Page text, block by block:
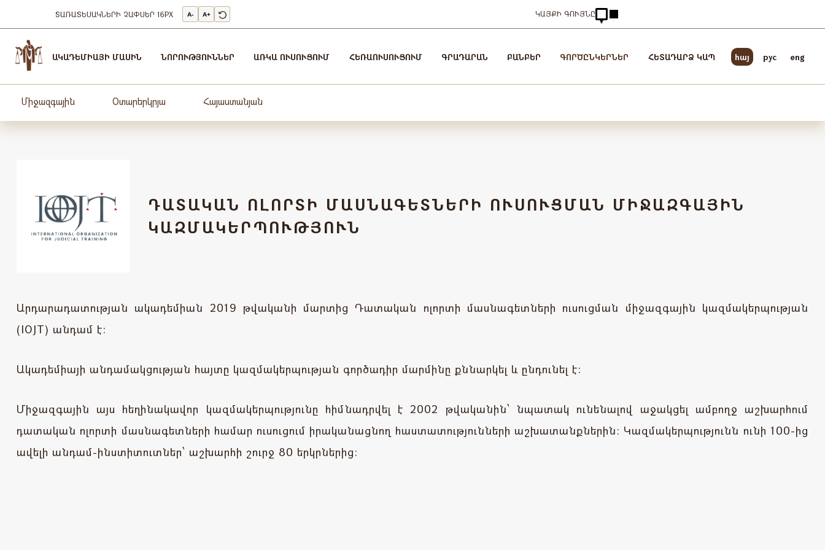
ՏԱՌԱՏԵՍԱԿՆԵՐԻ ՉԱՓՍԵՐ 16PX A- A+ ԿԱՅՔԻ ԳՈՒՅՆԸ
Ակադեմիա
-
ԱԿԱԴԵՄԻԱՅԻ ՄԱՍԻՆ ՆՈՐՈՒԹՅՈՒՆՆԵՐ ԱՌԿԱ ՈՒՍՈՒՑՈՒՄ ՀԵՌԱՈՒՍՈՒՑՈՒՄ ԳՐԱԴԱՐԱՆ ԲԱՆԲԵՐ ԳՈՐԾԸՆԿԵՐՆԵՐ ՀԵՏԱԴԱՐՁ ԿԱՊ հայ pyc eng
Միջազգային Օտարերկրյա Հայաստանյան
ԴԱՏԱԿԱՆ ՈԼՈՐՏԻ ՄԱՍՆԱԳԵՏՆԵՐԻ ՈՒՍՈՒՑՄԱՆ ՄԻՋԱԶԳԱՅԻՆ
ԿԱԶՄԱԿԵՐՊՈՒԹՅՈՒՆ
Արդարադատության ակադեմիան 2019 թվականի մարտից Դատական ոլորտի մասնագետների ուսուցման միջազգային կազմակերպության
(IOJT) անդամ է:
Ակադեմիայի անդամակցության հայտը կազմակերպության գործադիր մարմինը քննարկել և ընդունել է:
Միջազգային այս հեղինակավոր կազմակերպությունը հիմնադրվել է 2002 թվականին՝ նպատակ ունենալով աջակցել ամբողջ աշխարհում
դատական ոլորտի մասնագետների համար ուսուցում իրականացնող հաստատությունների աշխատանքներին: Կազմակերպությունն ունի 100-ից
ավելի անդամ-ինստիտուտներ՝ աշխարհի շուրջ 80 երկրներից: